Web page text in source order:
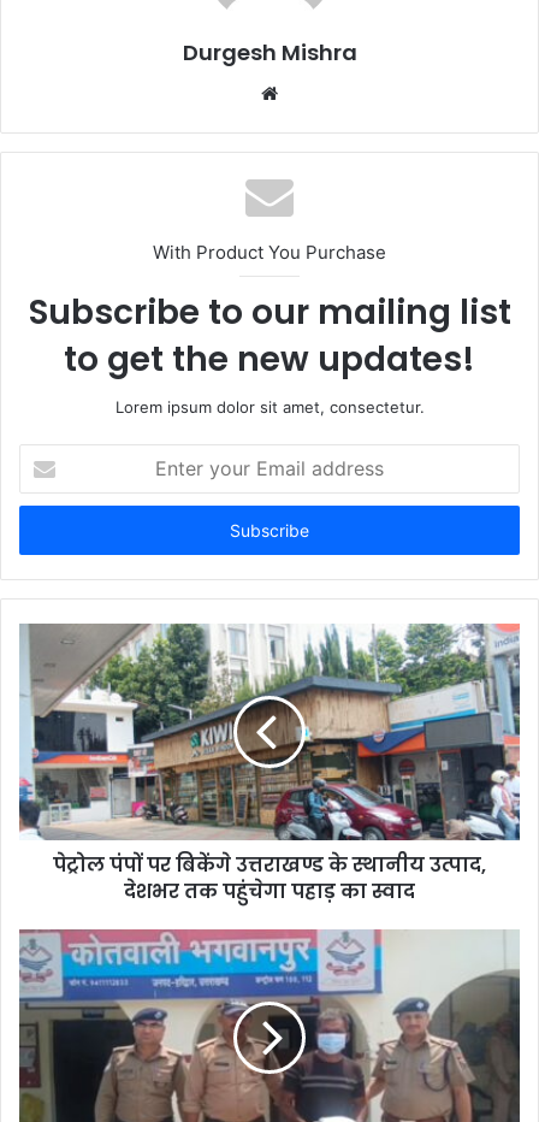
Durgesh Mishra
Website
With Product You Purchase
Subscribe to our mailing list
to get the new updates!
Lorem ipsum dolor sit amet, consectetur.
your
Email
पेट्रोल पंपों पर बिकेंगे उत्तराखण्ड के स्थानीय उत्पाद,
देशभर तक पहुंचेगा पहाड़ का स्वाद